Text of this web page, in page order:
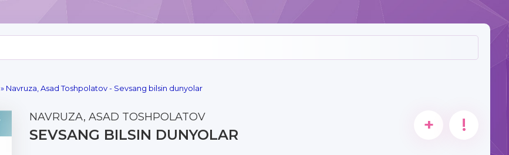
» Navruza, Asad Toshpolatov - Sevsang bilsin dunyolar
NAVRUZA, ASAD TOSHPOLATOV
SEVSANG BILSIN DUNYOLAR + !